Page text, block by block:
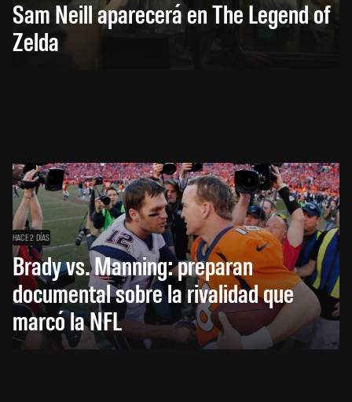
Sam Neill aparecerá en The Legend of
Zelda
HACE 2 DÍAS
Brady vs. Manning: preparan
documental sobre la rivalidad que
marcó la NFL